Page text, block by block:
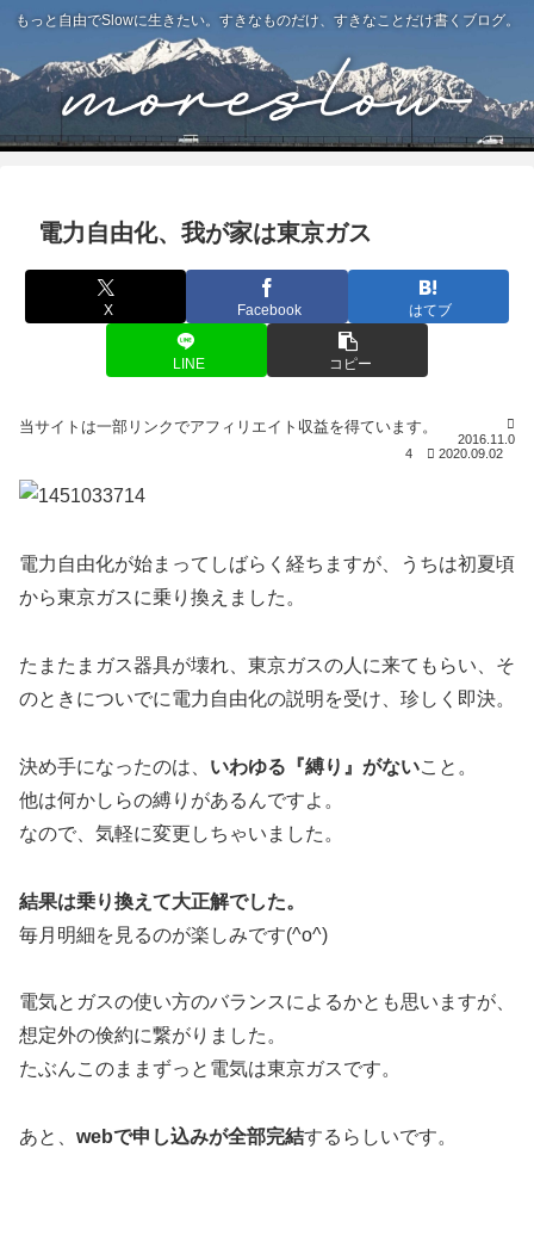
もっと自由でSlowに生きたい。すきなものだけ、すきなことだけ書くブログ。
電力自由化、我が家は東京ガス
X Facebook はてブ
LINE コピー
2016.11.0
4
2020.09.02
電力自由化が始まってしばらく経ちますが、うちは初夏頃
から東京ガスに乗り換えました。
たまたまガス器具が壊れ、東京ガスの人に来てもらい、そ
のときについでに電力自由化の説明を受け、珍しく即決。
決め手になったのは、 いわゆる『縛り』がないこと。
他は何かしらの縛りがあるんですよ。
なので、気軽に変更しちゃいました。
結果は乗り換えて大正解でした。
毎月明細を見るのが楽しみです(^o^)
電気とガスの使い方のバランスによるかとも思いますが、
想定外の倹約に繋がりました。
たぶんこのままずっと電気は東京ガスです。
あと、 webで申し込みが全部完結するらしいです。